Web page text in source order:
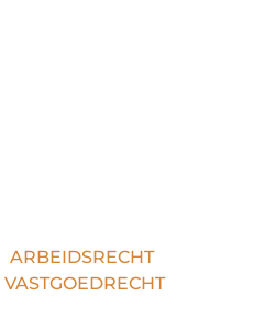
ARBEIDSRECHT
VASTGOEDRECHT